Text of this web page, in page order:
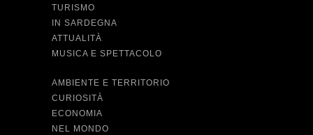
TURISMO
IN SARDEGNA
ATTUALITÀ
MUSICA E SPETTACOLO
AMBIENTE E TERRITORIO
CURIOSITÀ
ECONOMIA
NEL MONDO